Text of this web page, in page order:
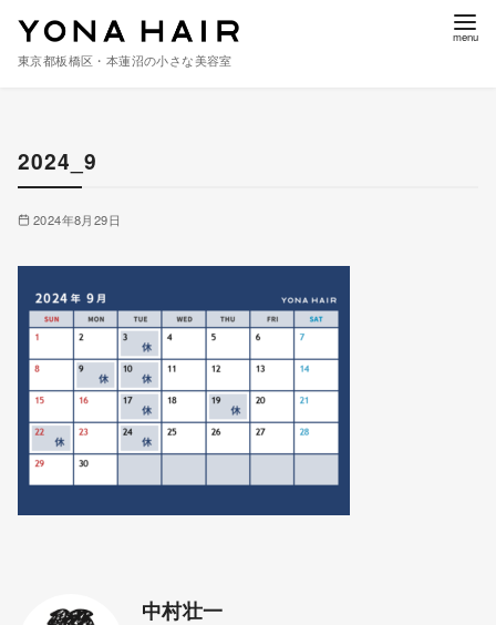
東京都板橋区・本蓮沼の小さな美容室
2024_9
2024年8月29日
中村壮一